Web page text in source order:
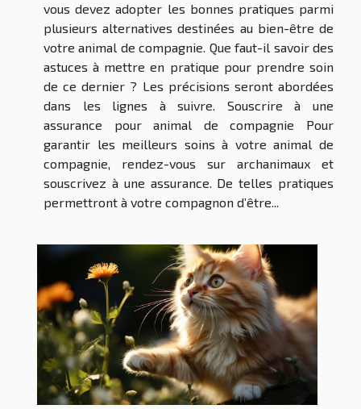
vous devez adopter les bonnes pratiques parmi
plusieurs alternatives destinées au bien-être de
votre animal de compagnie. Que faut-il savoir des
astuces à mettre en pratique pour prendre soin
de ce dernier ? Les précisions seront abordées
dans les lignes à suivre. Souscrire à une
assurance pour animal de compagnie Pour
garantir les meilleurs soins à votre animal de
compagnie, rendez-vous sur archanimaux et
souscrivez à une assurance. De telles pratiques
permettront à votre compagnon d’être...